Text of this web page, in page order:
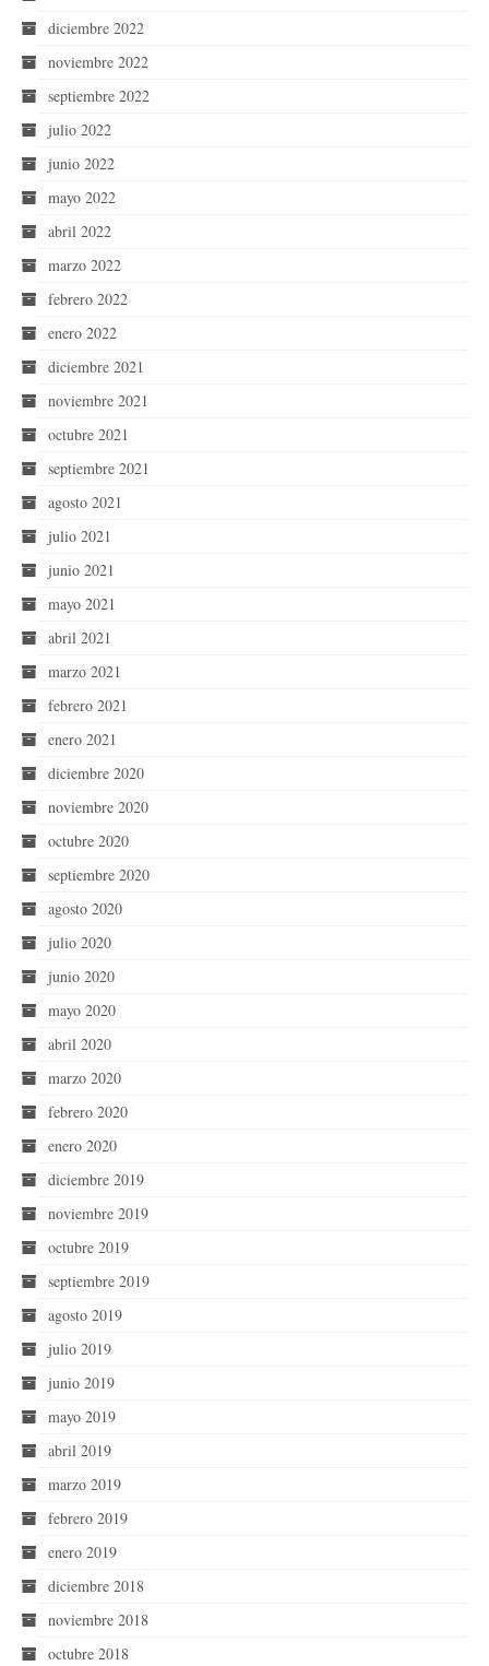
diciembre 2022
noviembre 2022
septiembre 2022
julio 2022
junio 2022
mayo 2022
abril 2022
marzo 2022
febrero 2022
enero 2022
diciembre 2021
noviembre 2021
octubre 2021
septiembre 2021
agosto 2021
julio 2021
junio 2021
mayo 2021
abril 2021
marzo 2021
febrero 2021
enero 2021
diciembre 2020
noviembre 2020
octubre 2020
septiembre 2020
agosto 2020
julio 2020
junio 2020
mayo 2020
abril 2020
marzo 2020
febrero 2020
enero 2020
diciembre 2019
noviembre 2019
octubre 2019
septiembre 2019
agosto 2019
julio 2019
junio 2019
mayo 2019
abril 2019
marzo 2019
febrero 2019
enero 2019
diciembre 2018
noviembre 2018
octubre 2018